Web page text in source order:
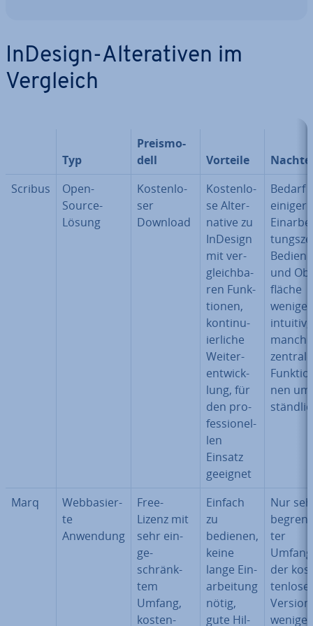
InDesign-Al­tera­ti­ven im
Vergleich
Typ
Preis­mo­
dell
Vorteile
Scribus
Open-
Source-
Lösung
Kos­ten­lo­
ser
Download
Kos­ten­lo­
se Al­ter­
na­ti­ve zu
InDesign
mit ver­
gleich­ba­
ren Funk­
tio­nen,
kon­ti­nu­
ier­li­che
Wei­ter­
ent­wick­
lung, für
den pro­
fes­sio­nel­
len
Einsatz
geeignet
Bedarf
einiger
und
flä­che
weniger
intuitiv,
manche
zentrale
Funk­tio­
nen
Marq
Web­ba­sier­
te
Anwendung
Free-
Lizenz mit
sehr ein­
ge­
schränk­
tem
Umfang,
kos­ten­
Einfach
zu
bedienen,
keine
lange Ein­
ar­bei­tung
nötig,
gute Hil­
Nur
ter
der kos­
Version,
weniger